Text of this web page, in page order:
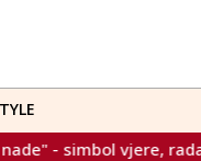
vjere, rada i